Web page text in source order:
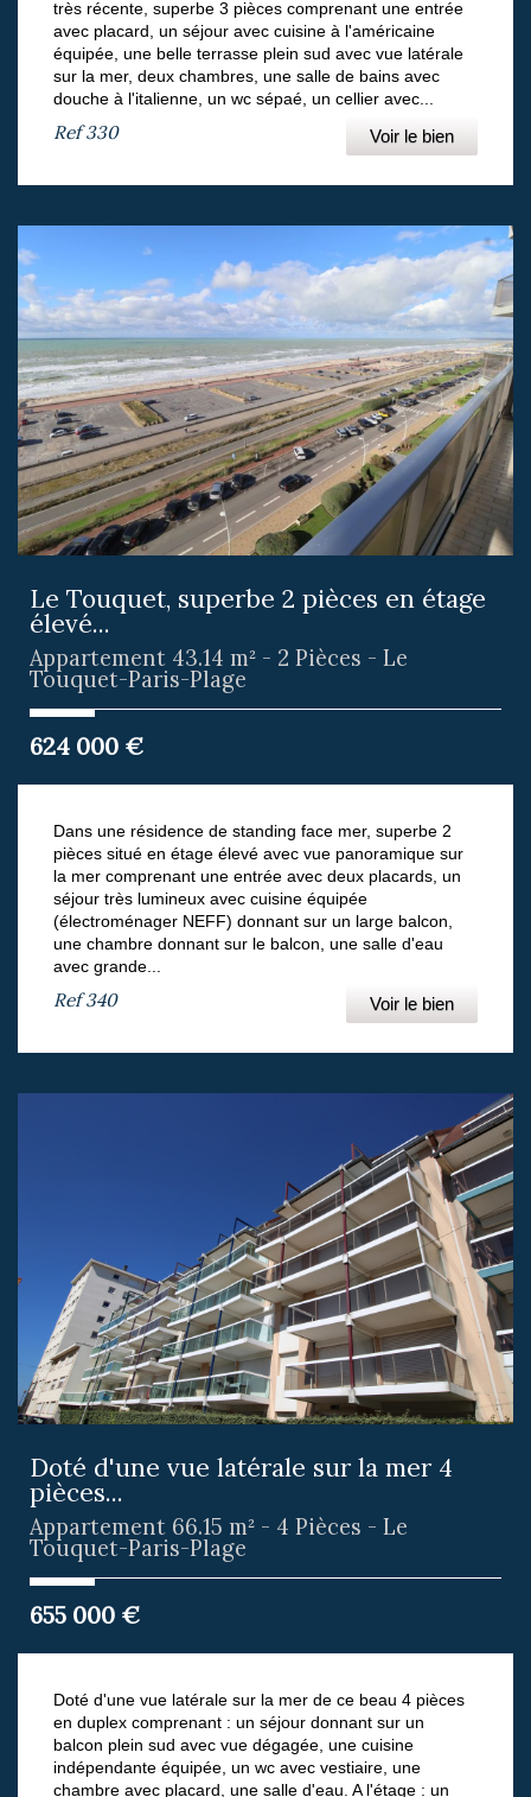
très récente, superbe 3 pièces comprenant une entrée
avec placard, un séjour avec cuisine à l'américaine
équipée, une belle terrasse plein sud avec vue latérale
sur la mer, deux chambres, une salle de bains avec
douche à l'italienne, un wc sépaé, un cellier avec...
Ref330 Voir le bien
Le Touquet, superbe 2 pièces en étage
élevé...
Appartement 43.14 m² - 2 Pièces - Le
Touquet-Paris-Plage
624 000 €
Dans une résidence de standing face mer, superbe 2
pièces situé en étage élevé avec vue panoramique sur
la mer comprenant une entrée avec deux placards, un
séjour très lumineux avec cuisine équipée
(électroménager NEFF) donnant sur un large balcon,
une chambre donnant sur le balcon, une salle d'eau
avec grande...
Ref340 Voir le bien
Doté d'une vue latérale sur la mer 4
pièces...
Appartement 66.15 m² - 4 Pièces - Le
Touquet-Paris-Plage
655 000 €
Doté d'une vue latérale sur la mer de ce beau 4 pièces
en duplex comprenant : un séjour donnant sur un
balcon plein sud avec vue dégagée, une cuisine
indépendante équipée, un wc avec vestiaire, une
chambre avec placard, une salle d'eau. A l'étage : un